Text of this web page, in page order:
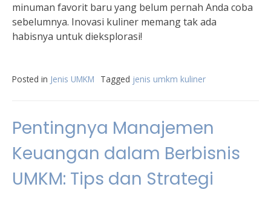
minuman favorit baru yang belum pernah Anda coba
sebelumnya. Inovasi kuliner memang tak ada
habisnya untuk dieksplorasi!
Posted in Jenis UMKM Tagged jenis umkm kuliner
Pentingnya Manajemen
Keuangan dalam Berbisnis
UMKM: Tips dan Strategi